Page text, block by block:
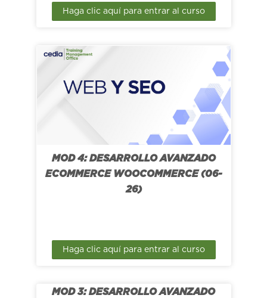
Haga clic aquí para entrar al curso
MOD 4: DESARROLLO AVANZADO
ECOMMERCE WOOCOMMERCE (06-
26)
Haga clic aquí para entrar al curso
MOD 3: DESARROLLO AVANZADO